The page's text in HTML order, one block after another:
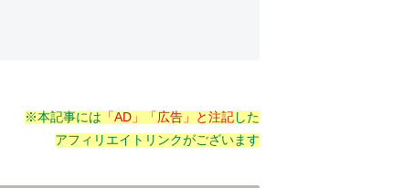
※本記事には 「AD」「広告」と注記した
アフィリエイトリンクがございます